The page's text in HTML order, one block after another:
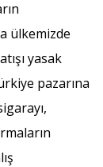
ülkemizde
yasak
pazarına